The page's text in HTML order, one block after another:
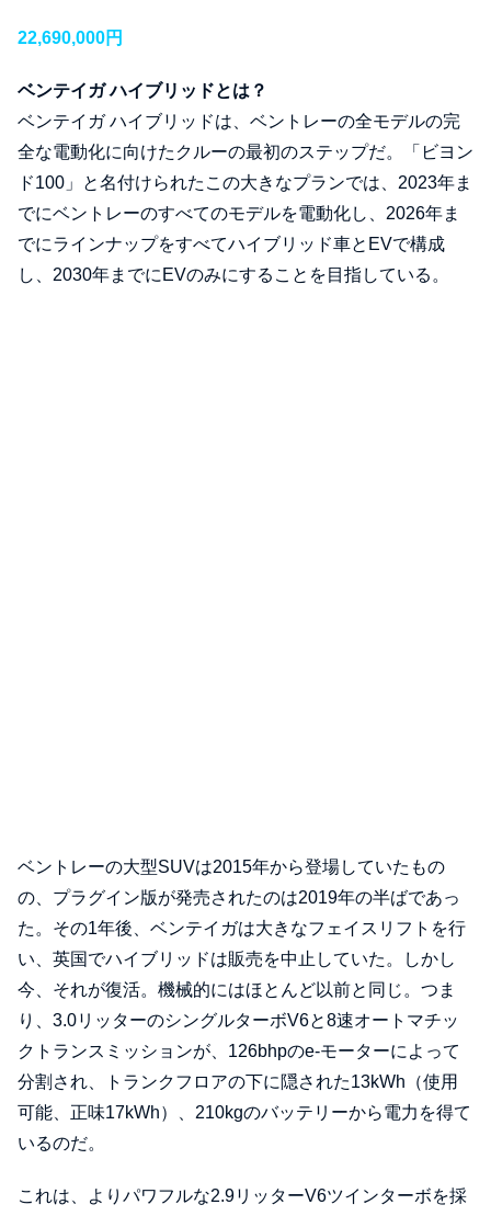
22,690,000円
ベンテイガ ハイブリッドとは？
ベンテイガ ハイブリッドは、ベントレーの全モデルの完
全な電動化に向けたクルーの最初のステップだ。「ビヨン
ド100」と名付けられたこの大きなプランでは、2023年ま
でにベントレーのすべてのモデルを電動化し、2026年ま
でにラインナップをすべてハイブリッド車とEVで構成
し、2030年までにEVのみにすることを目指している。
ベントレーの大型SUVは2015年から登場していたもの
の、プラグイン版が発売されたのは2019年の半ばであっ
た。その1年後、ベンテイガは大きなフェイスリフトを行
い、英国でハイブリッドは販売を中止していた。しかし
今、それが復活。機械的にはほとんど以前と同じ。つま
り、3.0リッターのシングルターボV6と8速オートマチッ
クトランスミッションが、126bhpのe-モーターによって
分割され、トランクフロアの下に隠された13kWh（使用
可能、正味17kWh）、210kgのバッテリーから電力を得て
いるのだ。
これは、よりパワフルな2.9リッターV6ツインターボを採